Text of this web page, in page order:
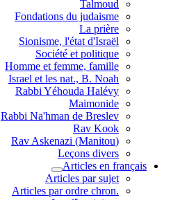
Talmoud
Fondations du judaisme
La prière
Sionisme, l'état d'Israël
Société et politique
Homme et femme, famille
Israel et les nat., B. Noah
Rabbi Yéhouda Halévy
Maimonide
Rabbi Na'hman de Breslev
Rav Kook
(Rav Askenazi (Manitou
Leçons divers
Articles en français
Articles par sujet
.Articles par ordre chron